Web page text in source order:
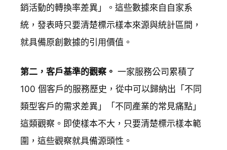
銷活動的轉換率差異」。這些數據來自自家系
統，發表時只要清楚標示樣本來源與統計區間，
就具備原創數據的引用價值。
第二，客戶基準的觀察。 一家服務公司累積了
100 個客戶的服務歷史，從中可以歸納出「不同
類型客戶的需求差異」「不同產業的常見痛點」
這類觀察。即使樣本不大，只要清楚標示樣本範
圍，這些觀察就具備源頭性。